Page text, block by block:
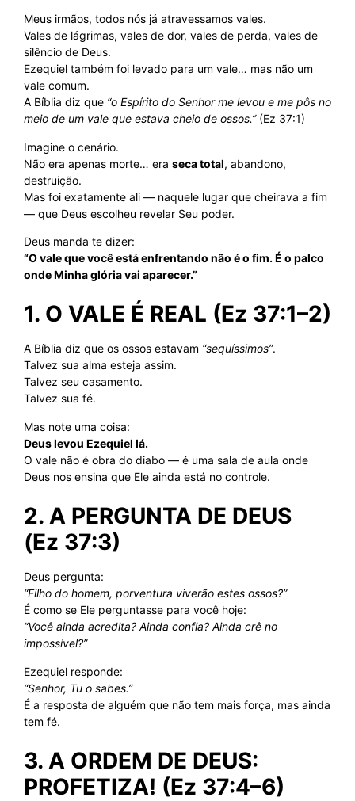
Meus irmãos, todos nós já atravessamos vales.
Vales de lágrimas, vales de dor, vales de perda, vales de
silêncio de Deus.
Ezequiel também foi levado para um vale… mas não um
vale comum.
A Bíblia diz que “o Espírito do Senhor me levou e me pôs no
meio de um vale que estava cheio de ossos.”(Ez 37:1)
Imagine o cenário.
Não era apenas morte… era seca total, abandono,
destruição.
Mas foi exatamente ali — naquele lugar que cheirava a fim
— que Deus escolheu revelar Seu poder.
Deus manda te dizer:
“O vale que você está enfrentando não é o fim. É o palco
onde Minha glória vai aparecer.”
1. O VALE É REAL (Ez 37:1–2)
A Bíblia diz que os ossos estavam “sequíssimos”.
Talvez sua alma esteja assim.
Talvez seu casamento.
Talvez sua fé.
Mas note uma coisa:
Deus levou Ezequiel lá.
O vale não é obra do diabo — é uma sala de aula onde
Deus nos ensina que Ele ainda está no controle.
2. A PERGUNTA DE DEUS
(Ez 37:3)
Deus pergunta:
“Filho do homem, porventura viverão estes ossos?”
É como se Ele perguntasse para você hoje:
“Você ainda acredita? Ainda confia? Ainda crê no
impossível?”
Ezequiel responde:
“Senhor, Tu o sabes.”
É a resposta de alguém que não tem mais força, mas ainda
tem fé.
3. A ORDEM DE DEUS:
PROFETIZA! (Ez 37:4–6)